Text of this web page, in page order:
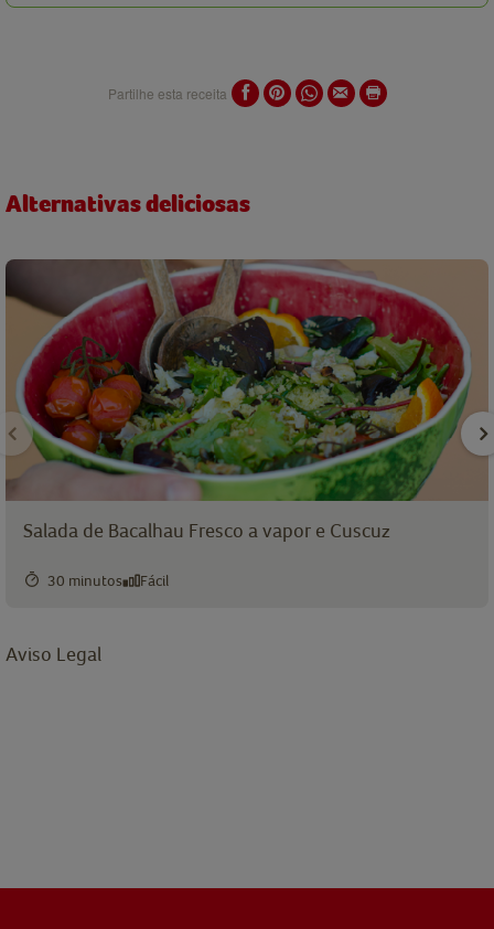
Partilhe esta receita
Alternativas deliciosas
Salada de Bacalhau Fresco a vapor e Cuscuz
30 minutos Fácil
Aviso Legal